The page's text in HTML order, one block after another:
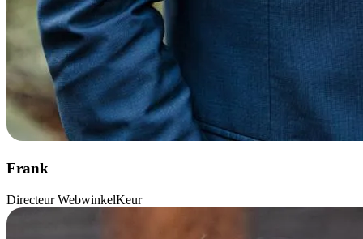
Frank
Directeur WebwinkelKeur